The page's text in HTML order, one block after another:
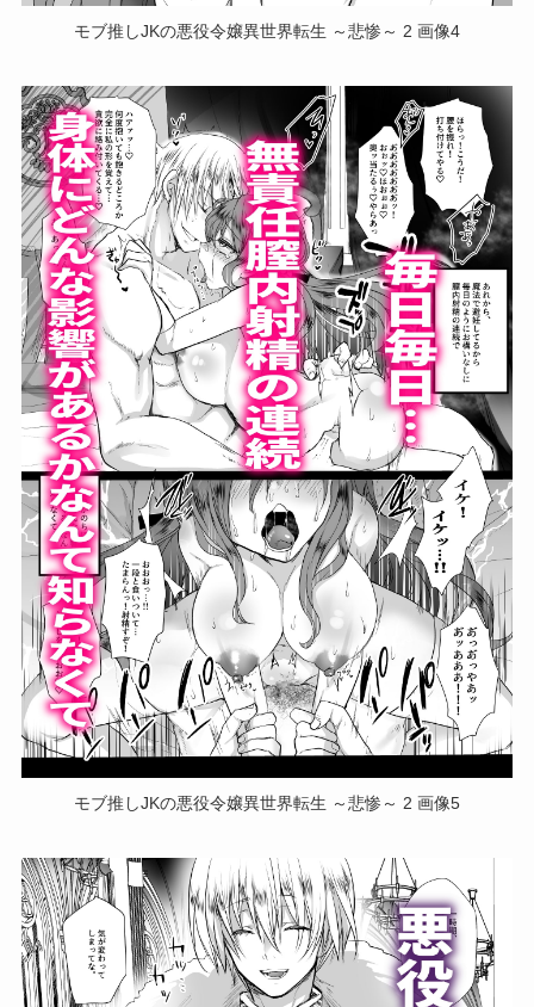
モブ推しJKの悪役令嬢異世界転生 ～悲惨～ 2 画像4
モブ推しJKの悪役令嬢異世界転生 ～悲惨～ 2 画像5